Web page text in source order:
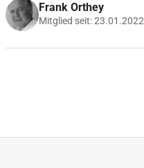
Frank Orthey
Mitglied seit: 23.01.2022